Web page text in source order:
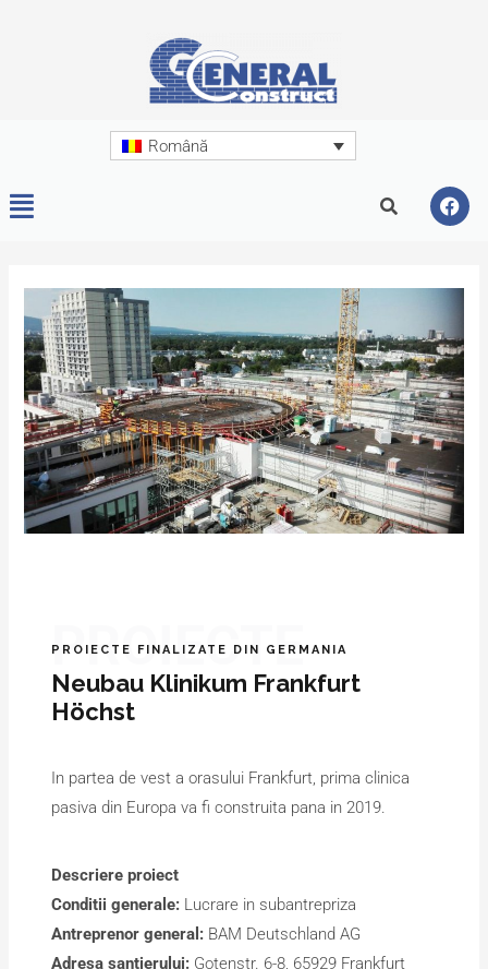
Română
PROIECTE
PROIECTE FINALIZATE DIN GERMANIA
Neubau Klinikum Frankfurt
Höchst
In partea de vest a orasului Frankfurt, prima clinica
pasiva din Europa va fi construita pana in 2019.
Descriere proiect
Conditii generale: Lucrare in subantrepriza
Antreprenor general: BAM Deutschland AG
Adresa santierului: Gotenstr. 6-8, 65929 Frankfurt